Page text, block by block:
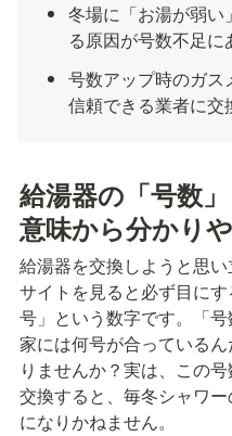
冬場に「お湯が弱い
る原因が号数不足
号数アップ時のガス
信頼できる業者に
給湯器の「号数
意味から分かり
給湯器を交換しようと思
サイトを見ると必ず目に
号」という数字です。「
家には何号が合っている
りませんか？実は、この
交換すると、毎冬シャワ
になりかねません。